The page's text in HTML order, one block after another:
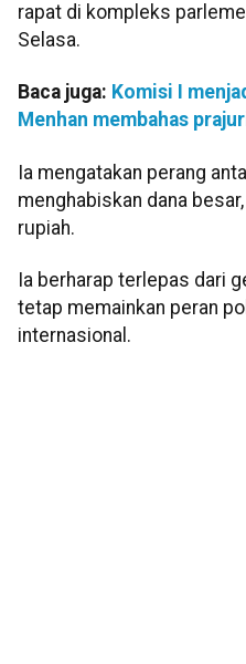
rapat di kompleks
Selasa.
Baca juga: Komisi I
Menhan membahas
Ia mengatakan perang
menghabiskan dana
rupiah.
Ia berharap terlepas dari
tetap memainkan peran
internasional.